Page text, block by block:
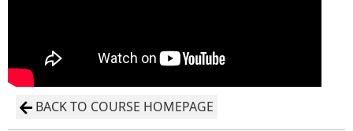
BACK TO COURSE HOMEPAGE